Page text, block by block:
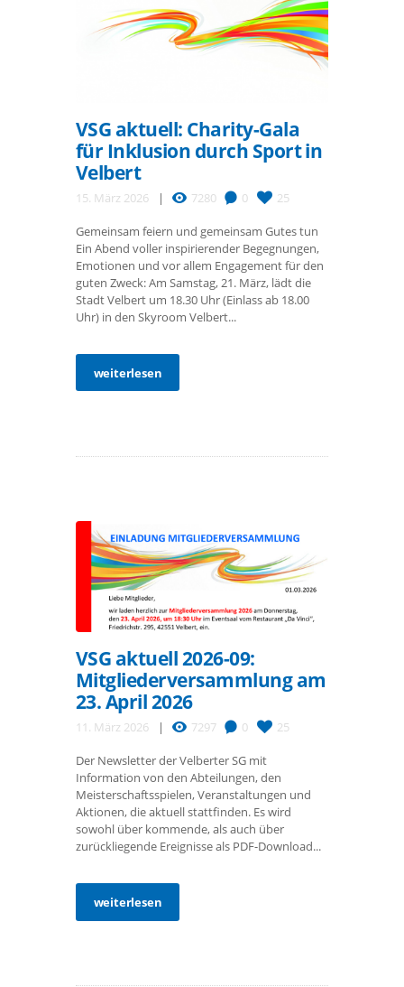
VSG aktuell: Charity-Gala
für Inklusion durch Sport in
Velbert
15. März 2026 7280 0 25
Gemeinsam feiern und gemeinsam Gutes tun
Ein Abend voller inspirierender Begegnungen,
Emotionen und vor allem Engagement für den
guten Zweck: Am Samstag, 21. März, lädt die
Stadt Velbert um 18.30 Uhr (Einlass ab 18.00
Uhr) in den Skyroom Velbert...
weiterlesen
VSG aktuell 2026-09:
Mitgliederversammlung am
23. April 2026
11. März 2026 7297 0 25
Der Newsletter der Velberter SG mit
Information von den Abteilungen, den
Meisterschaftsspielen, Veranstaltungen und
Aktionen, die aktuell stattfinden. Es wird
sowohl über kommende, als auch über
zurückliegende Ereignisse als PDF-Download...
weiterlesen